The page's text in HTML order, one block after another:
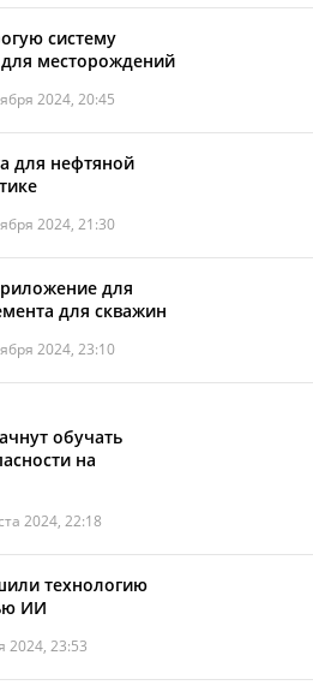
систему
месторождений
2024, 20:45
для нефтяной
2024, 21:30
для
для скважин
2024, 23:10
обучать
на
2024, 22:18
технологию
ИИ
2024, 23:53